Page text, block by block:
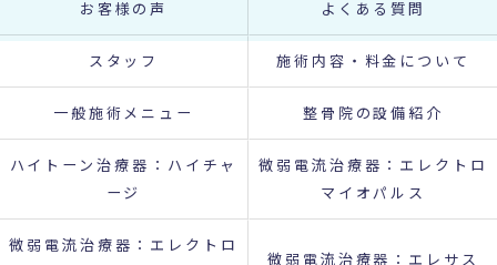
お客様の声 よくある質問
スタッフ 施術内容・料金について
一般施術メニュー 整骨院の設備紹介
ハイトーン治療器：ハイチャ
ージ
微弱電流治療器：エレクトロ
マイオパルス
微弱電流治療器：エレクトロ
微弱電流治療器：エレサス